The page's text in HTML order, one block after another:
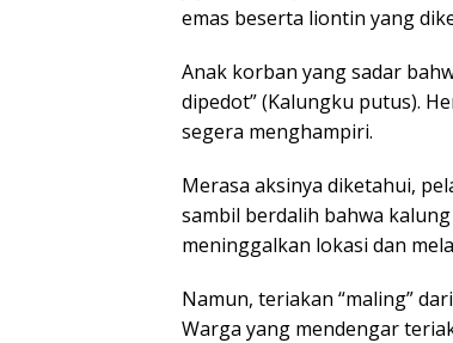
emas beserta liontin yang
Anak korban yang sadar
dipedot” (Kalungku putus).
segera menghampiri.
Merasa aksinya diketahui,
sambil berdalih bahwa
meninggalkan lokasi dan
Namun, teriakan “maling”
Warga yang mendengar